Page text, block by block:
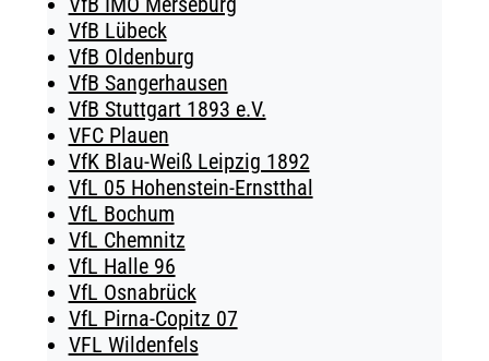
VfB Lübeck
VfB Oldenburg
VfB Sangerhausen
VfB Stuttgart 1893 e.V.
VFC Plauen
VfK Blau-Weiß Leipzig 1892
VfL 05 Hohenstein-Ernstthal
VfL Bochum
VfL Chemnitz
VfL Halle 96
VfL Osnabrück
VfL Pirna-Copitz 07
VFL Wildenfels